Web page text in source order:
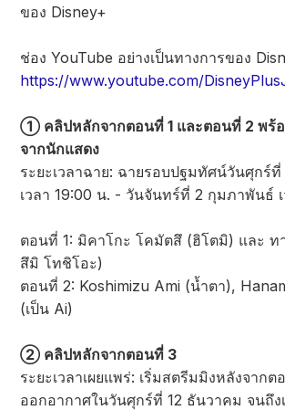
ของ Disney+
ช่อง YouTube อย่างเป็นทางการของ
https://www.youtube.com/
① คลิปหลักจากตอนที่ 1 และตอนที่ 2 พร้อ
จากนักแสดง
ระยะเวลาฉาย: ฉายรอบปฐมทัศน์วันศุกร์
เวลา 19:00 น. - วันจันทร์ที่ 2 กุมภาพันธ์
ตอนที่ 1: มิคาโกะ โคมัตสึ (ฮิโตมิ) และ ท
สึมิ โทชิโอะ)
ตอนที่ 2: Koshimizu Ami (น้ำตา),
(เป็น Ai)
② คลิปหลักจากตอนที่ 3
ระยะเวลาเผยแพร่: เริ่มสตรีมมิงหลังจาก
ออกอากาศในวันศุกร์ที่ 12 ธันวาคม จนถึง